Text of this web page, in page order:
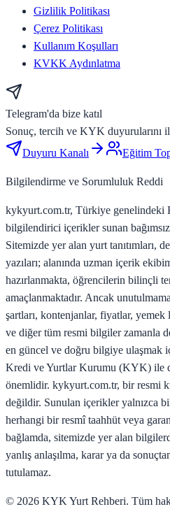
Gizlilik Politikası
Çerez Politikası
Kullanım Koşulları
KVKK Aydınlatma
Telegram'da bize katıl
Sonuç, tercih ve KYK duyurularını
Duyuru Kanalı
Eğitim
Bilgilendirme ve Sorumluluk Reddi
kykyurt.com.tr, Türkiye genelindeki
bilgilendirici içerikler sunan
Sitemizde yer alan yurt tanıtımları,
yazıları; alanında uzman içerik
hazırlanmakta, öğrencilerin bilinçli
amaçlanmaktadır. Ancak
şartları, kontenjanlar, fiyatlar,
ve diğer tüm resmi bilgiler zamanla
en güncel ve doğru bilgiye ulaşmak
Kredi ve Yurtlar Kurumu (KYK) ile
önemlidir. kykyurt.com.tr, bir resmi
değildir. Sunulan içerikler yalnızca
herhangi bir resmî taahhüt veya
bağlamda, sitemizde yer alan
yanlış anlaşılma, karar ya da
tutulamaz.
© 2026 KYK Yurt Rehberi. Tüm